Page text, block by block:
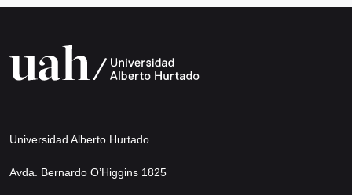
Universidad Alberto Hurtado
Avda. Bernardo O’Higgins 1825